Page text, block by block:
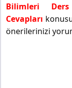
Bilimleri Ders
Cevapları
önerilerinizi